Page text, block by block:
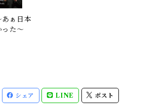
ぁ日本
た〜
シェア LINE ポスト